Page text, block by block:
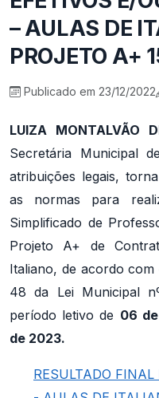
– AULAS DE
PROJETO A+
Publicado em 23/12/2022
LUIZA MONTALVÃO
Secretária Municipal
atribuições legais,
as normas para
Simplificado de
Projeto A+ de
Italiano, de acordo
48 da Lei Municipal
período letivo de 06
de 2023.
RESULTADO